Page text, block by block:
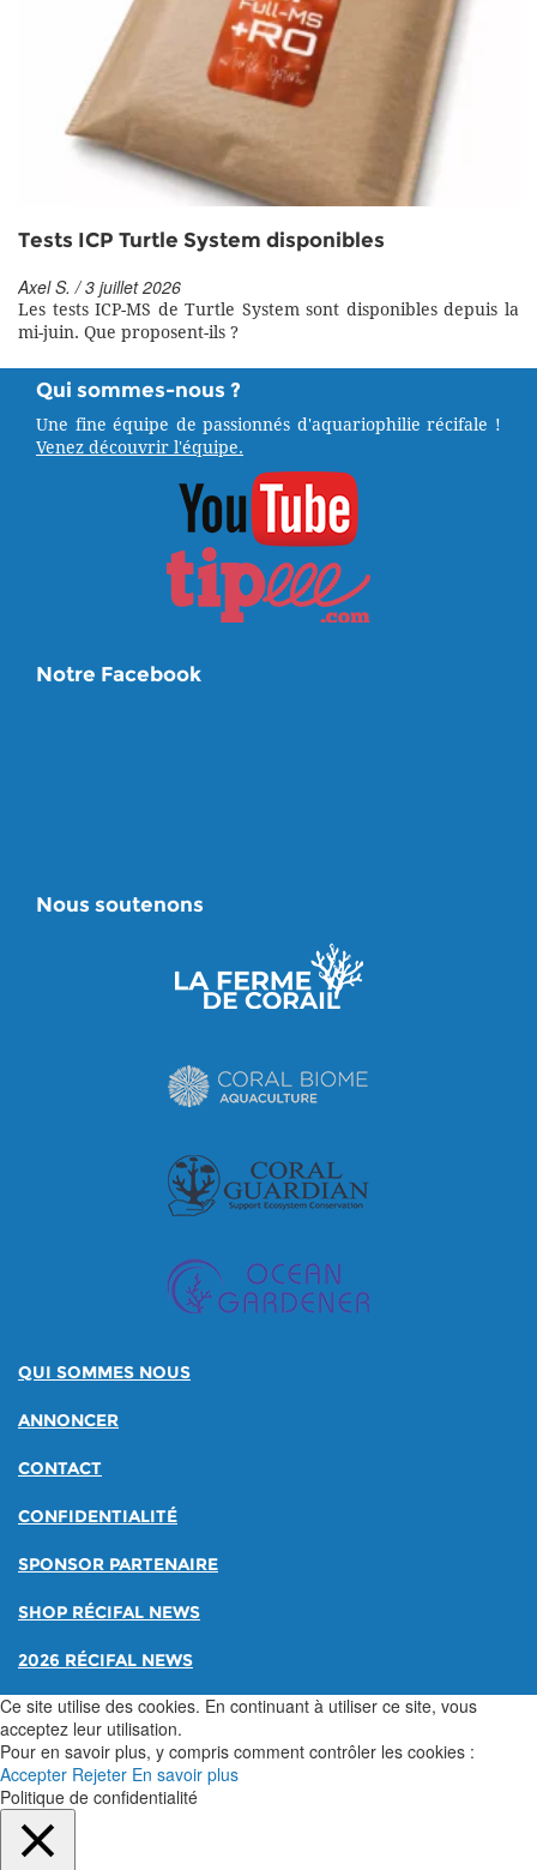
Tests ICP Turtle System disponibles
Axel S. / 3 juillet 2026
Les tests ICP-MS de Turtle System sont disponibles depuis la
mi-juin. Que proposent-ils ?
Qui sommes-nous ?
Une fine équipe de passionnés d'aquariophilie récifale !
Venez découvrir l'équipe.
Notre Facebook
Nous soutenons
QUI SOMMES NOUS
ANNONCER
CONTACT
CONFIDENTIALITÉ
SPONSOR PARTENAIRE
SHOP RÉCIFAL NEWS
2026 RÉCIFAL NEWS
Ce site utilise des cookies. En continuant à utiliser ce site, vous
acceptez leur utilisation.
Pour en savoir plus, y compris comment contrôler les cookies :
Accepter Rejeter En savoir plus
Politique de confidentialité